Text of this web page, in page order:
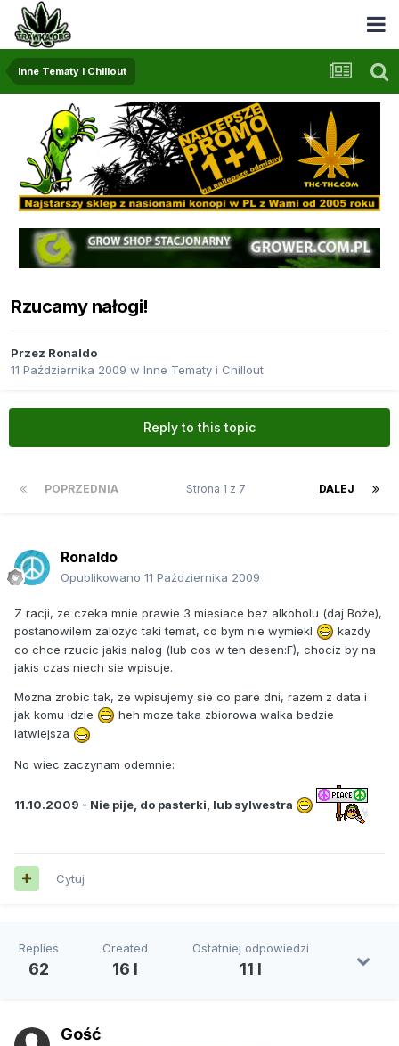
Inne Tematy i Chillout
Rzucamy nałogi!
Przez Ronaldo
11 Października 2009 w Inne Tematy i Chillout
Reply to this topic
POPRZEDNIA DALEJ
Strona 1 z 7
Ronaldo
Opublikowano 11 Października 2009
Z racji, ze czeka mnie prawie 3 miesiace bez alkoholu (daj Boże),
postanowilem zalozyc taki temat, co bym nie wymiekl
kazdy
co chce rzucic jakis nalog (lub cos w ten desen:F), chociz by na
jakis czas niech sie wpisuje.
Mozna zrobic tak, ze wpisujemy sie co pare dni, razem z data i
jak komu idzie
heh moze taka zbiorowa walka bedzie
latwiejsza
No wiec zaczynam odemnie:
11.10.2009 - Nie pije, do pasterki, lub sylwestra
Cytuj
Replies
62
Created
16 l
Ostatniej odpowiedzi
11 l
Gość